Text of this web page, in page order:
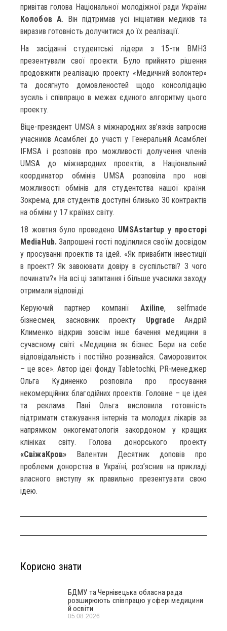
привітав голова Національної молодіжної ради України
Колобов А. Він підтримав усі ініціативи медиків та
виразив готовність долучитися до їх реалізації.
На засіданні студентські лідери з 15-ти ВМНЗ
презентували свої проекти. Було прийнято рішення
продовжити реалізацію проекту «Медичний волонтер»
та досягнуто домовленостей щодо консолідацію
зусиль і співпрацю в межах єдиного алгоритму цього
проекту.
Віце-президент UMSA з міжнародних зв’язків запросив
учасників Асамблеї до участі у Генеральній Асамблеї
IFMSA і розповів про можливості долучення членів
UMSA до міжнародних проектів, а Національний
координатор обмінів UMSA розповіла про нові
можливості обмінів для студентства нашої країни.
Зокрема, для студентів доступні близько 30 контрактів
на обміни у 17 країнах світу.
18 жовтня було проведено UMSAstartup у просторі
MediaHub.Запрошені гості поділилися своїм досвідом
у просуванні проектів та ідей. «Як привабити інвестиції
в проект? Як завоювати довіру в суспільстві? З чого
починати?» На всі ці запитання і більше учасники заходу
отримали відповіді.
Керуючий партнер компанії Axiline, selfmade
бізнесмен, засновник проекту Upgrade Андрій
Клименко відкрив зовсім інше бачення медицини в
сучасному світі: «Медицина як бізнес. Бери на себе
відповідальність і постійно розвивайся. Саморозвиток
– це все». Автор ідеї фонду Tabletochki, PR-менеджер
Ольга Кудиненко розповіла про просування
некомерційних благодійних проектів. Головне – це ідея
та реклама. Пані Ольга висловила готовність
підтримати стажування інтернів та молодих лікарів за
напрямком онкогематологія закордоном у кращих
клініках світу. Голова донорського проекту
«СвіжаКров» Валентин Десятник доповів про
проблеми донорства в Україні, роз’яснив на прикладі
власного виступу як правильно презентувати свою
ідею.
Корисно знати
БДМУ та Чернівецька обласна рада
розширюють співпрацю у сфері медицини
й освіти
05.08.2026